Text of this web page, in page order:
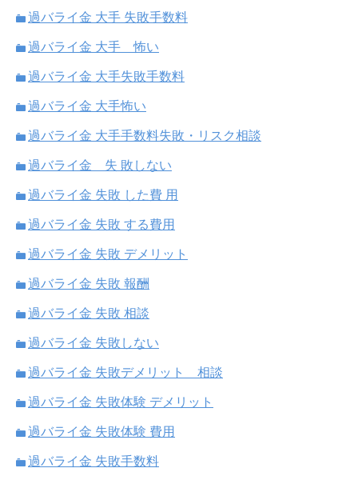
過バライ金 大手 失敗手数料
過バライ金 大手 怖い
過バライ金 大手失敗手数料
過バライ金 大手怖い
過バライ金 大手手数料失敗・リスク相談
過バライ金 失 敗しない
過バライ金 失敗 した費 用
過バライ金 失敗 する費用
過バライ金 失敗 デメリット
過バライ金 失敗 報酬
過バライ金 失敗 相談
過バライ金 失敗しない
過バライ金 失敗デメリット 相談
過バライ金 失敗体験 デメリット
過バライ金 失敗体験 費用
過バライ金 失敗手数料